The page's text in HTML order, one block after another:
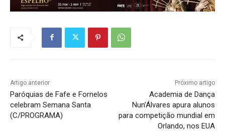
Artigo anterior
Paróquias de Fafe e Fornelos
celebram Semana Santa
(C/PROGRAMA)
Próximo artigo
Academia de Dança
Nun’Álvares apura alunos
para competição mundial em
Orlando, nos EUA